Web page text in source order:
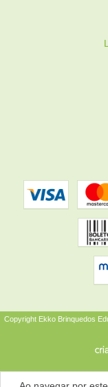
Copyright Ekko Brinquedos